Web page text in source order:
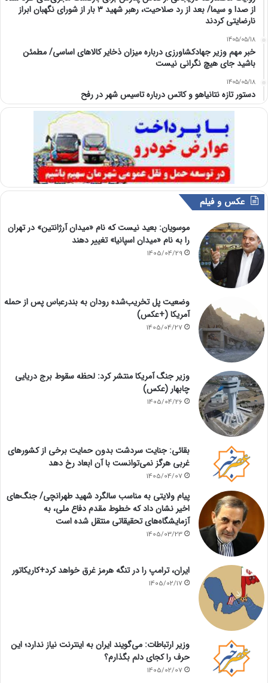
از صدا و سیما/ بعد از رد صلاحیت، رهبر شهید ۳ بار از شورای نگهبان ابراز
نارضایتی کردند
1405/05/18
خبر مهم وزیر جهادکشاورزی درباره میزان ذخایر کالاهای اساسی/ مطمئن
باشید جای هیچ نگرانی نیست
1405/05/18
دستور تازه نتانیاهو و کاتس درباره تاسیس شهر در رفح
عکس و فیلم
موسویان: بعید نیست که نام «میدان آرژانتین» در تهران
را به نام «میدان اسپانیا» تغییر دهند
1405/04/29
وضعیت پل تخریب‌شده رودان به بندرعباس پس از حمله
آمریکا (+عکس)
1405/04/27
وزیر جنگ آمریکا منتشر کرد: لحظه سقوط برج دریایی
چابهار (عکس)
1405/04/26
بقائی: جنایت سردشت بدون حمایت برخی از کشورهای
غربی هرگز نمی‌توانست با آن ابعاد رخ دهد
1405/04/07
پیام ولایتی به مناسب سالگرد شهید طهرانچی/ جنگ‌های
اخیر نشان داد که خطوط مقدم دفاع ملی، به
آزمایشگاه‌های تحقیقاتی منتقل شده است
1405/03/23
ایران، ترامپ را در تنگه هرمز غرق خواهد کرد+کاریکاتور
1405/02/17
وزیر ارتباطات: می‌گویند ایران به اینترنت نیاز ندارد؛ این
حرف را کجای دلم بگذارم؟
1405/02/07